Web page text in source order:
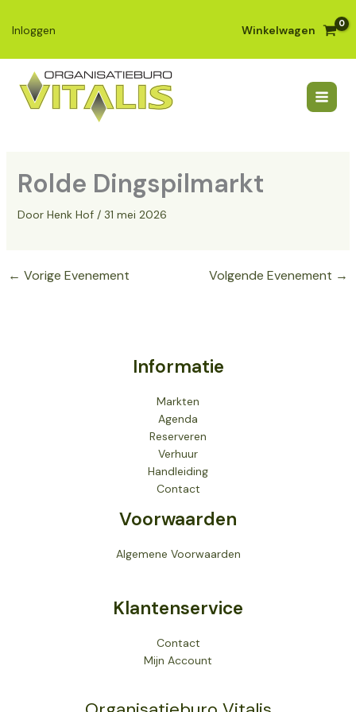
naar
inhoud
Inloggen Winkelwagen
Rolde Dingspilmarkt
Door Henk Hof / 31 mei 2026
← Vorige Evenement Volgende Evenement →
Informatie
Markten
Agenda
Reserveren
Verhuur
Handleiding
Contact
Voorwaarden
Algemene Voorwaarden
Klantenservice
Contact
Mijn Account